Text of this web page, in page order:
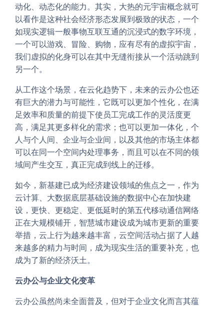
动化、动态化的能力。其实，大热的元宇宙概念就可
以看作是这种社会经济形态发展到极致的状态，一个
如现实逻辑一般事物互联互通的沉浸式的数字环境，
一个可以游戏、冒险、购物，应有尽有的虚拟宇宙，
我们虚拟的化身可以在其中无缝衔接从一个活动跳到
另一个。
从工作这个场景，在云化趋势下，未来的云办公也还
有巨大的潜力与可能性，它既可以更加个性化，在满
足效率和质量的前提下使员工完成工作的灵活度更
高，满足其更多样化的需求；也可以更加一体化，个
人与个人间、企业与企业间，以及其他的市场主体都
可以在同一个空间内处理事务，而且可以在不同的领
域间产生交互，真正完成到线上的迁移。
如今，新基建已成为经济建设领域的焦点之一，作为
云计算、大数据底层基础设施的数据中心在加快建
设，更快、更稳定、更低延时的第五代移动通信网络
正在大规模铺开，智慧城市建设成为城市更新的重要
举措，云上行为越来越丰富，云空间活动占据了人越
来越多的精力与时间，成为现实生活的重要补充，也
成为了新的经济沃土。
云办公与企业文化变革
云办公虽然尚未全面普及，但对于企业文化而言其蕴